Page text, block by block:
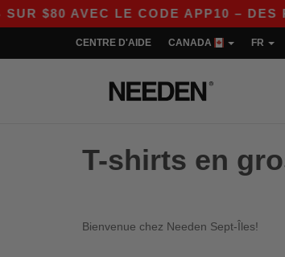
AVEC LE CODE APP10 – DES
CENTRE D'AIDE CANADA FR
T-shirts en
Bienvenue chez Needen Sept-Îles!